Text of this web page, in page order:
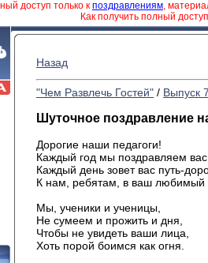
доступ только к поздравлениям,
Как получить полный
Назад
"Чем Развлечь Гостей" / Выпуск
Шуточное поздравление
Дорогие наши педагоги!
Каждый год мы поздравляем
Каждый день зовет вас путь-
К нам, ребятам, в ваш любимый
Мы, ученики и ученицы,
Не сумеем и прожить и дня,
Чтобы не увидеть ваши лица,
Хоть порой боимся как огня.